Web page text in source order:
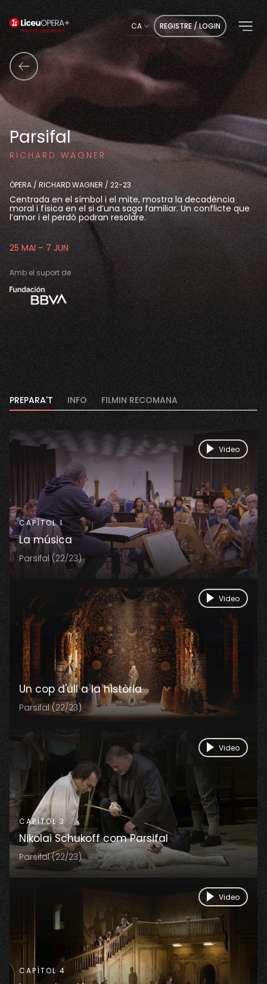
CA REGISTRE / LOGIN
Parsifal
RICHARD WAGNER
ÒPERA / RICHARD WAGNER / 22-23
Centrada en el símbol i el mite, mostra la decadència
moral i física en el si d’una saga familiar. Un conflicte que
l’amor i el perdó podran resoldre.
25 MAI – 7 JUN
Amb el suport de
PREPARA'T INFO FILMIN RECOMANA
CAPÍTOL 1
La música
Parsifal (22/23)
Video
Un cop d'ull a la història
Parsifal (22/23)
Video
CAPÍTOL 3
Nikolai Schukoff com Parsifal
Parsifal (22/23)
Video
CAPÍTOL 4
Video